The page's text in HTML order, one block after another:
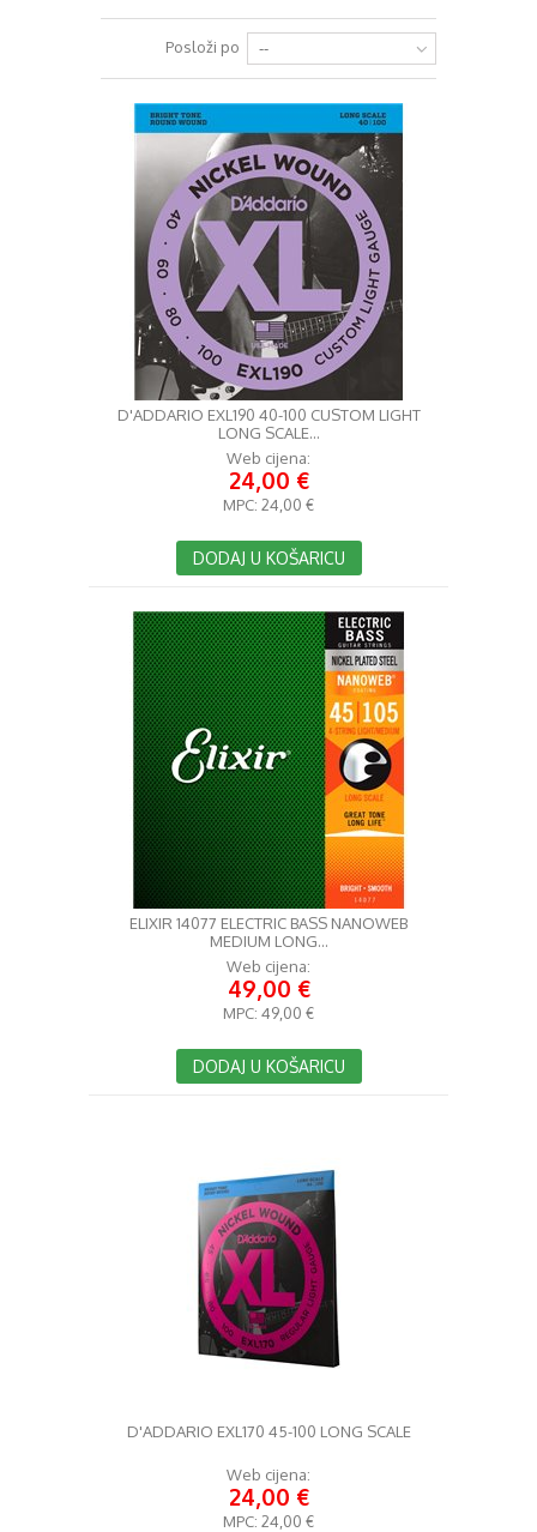
+
+
KLAVIJATURE
MIKROFONI
GITARE
BUBNJEVI
RASVJETA
SLUŠALICE
KONTAKT
Posloži po --
D'ADDARIO EXL190 40-100 CUSTOM LIGHT
LONG SCALE...
Web cijena:
24,00 €
MPC: 24,00 €
DODAJ U KOŠARICU
ELIXIR 14077 ELECTRIC BASS NANOWEB
MEDIUM LONG...
Web cijena:
49,00 €
MPC: 49,00 €
DODAJ U KOŠARICU
D'ADDARIO EXL170 45-100 LONG SCALE
Web cijena:
24,00 €
MPC: 24,00 €